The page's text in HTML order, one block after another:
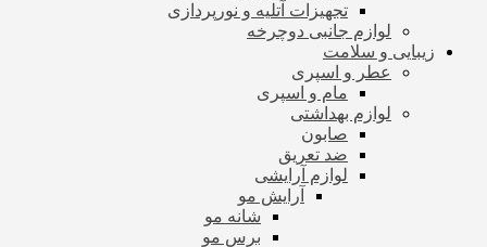
تجهیزات آتلیه و نورپردازی
لوازم جانبی دوچرخه
زیبایی و سلامت
عطر و اسپری
مام و اسپری
لوازم بهداشتی
صابون
ضد تعریق
لوازم آرایشی
آرایش مو
شانه مو
برس مو